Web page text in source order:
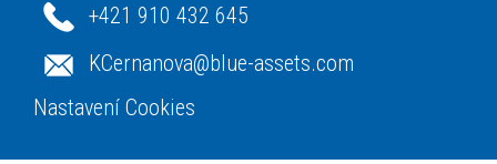
+421 910 432 645
KCernanova@blue-assets.com
Nastavení Cookies